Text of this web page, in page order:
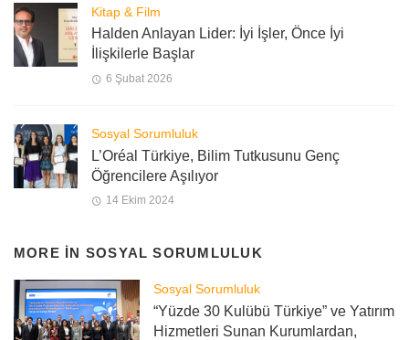
Kitap & Film
Halden Anlayan Lider: İyi İşler, Önce İyi
İlişkilerle Başlar
6 Şubat 2026
Sosyal Sorumluluk
L’Oréal Türkiye, Bilim Tutkusunu Genç
Öğrencilere Aşılıyor
14 Ekim 2024
MORE IN SOSYAL SORUMLULUK
Sosyal Sorumluluk
“Yüzde 30 Kulübü Türkiye” ve Yatırım
Hizmetleri Sunan Kurumlardan,